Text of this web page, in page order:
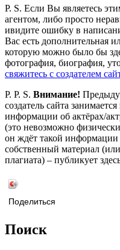
P. S. Если Вы являетесь
агентом, либо просто
ивидите ошибку в
Вас есть дополнительная
которую можно было бы
фотография, биография,
свяжитесь с создателем
P. P. S. Внимание!
создатель сайта
информации об актёрах/
(это невозможно
он ждёт такой информации
собственный материал
плагиата) – публикует
Поделиться
Поиск